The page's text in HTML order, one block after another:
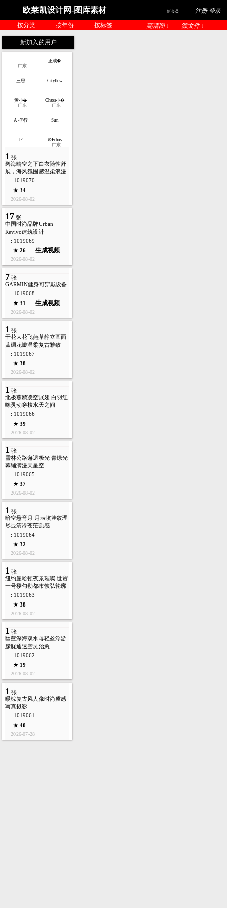
欧莱凯设计网-图库素材 新会员 注册 登录
按分类 按年份 按标签 高清图 ↓ 源文件 ↓
新加入的用户
广东
正晌�
三思 Cityflow
黄小�
广东
Chaos小�
广东
A~但行 Sun
JF
☮Echos
广东
1 张
碧海晴空之下白衣随性舒
展，海风氛围感温柔浪漫
: 1019070
★ 34
2026-08-02
17 张
中国时尚品牌Urban
Revivo建筑设计
: 1019069
★ 26
生成视频
2026-08-02
7 张
GARMIN健身可穿戴设备
: 1019068
★ 31
生成视频
2026-08-02
1 张
干花大花飞燕草静立画面
蓝调花瓣温柔复古雅致
: 1019067
★ 38
2026-08-02
1 张
北极燕鸥凌空展翅 白羽红
喙灵动穿梭水天之间
: 1019066
★ 39
2026-08-02
1 张
雪林公路邂逅极光 青绿光
幕铺满漫天星空
: 1019065
★ 37
2026-08-02
1 张
暗空悬弯月 月表坑洼纹理
尽显清冷苍茫质感
: 1019064
★ 32
2026-08-02
1 张
纽约曼哈顿夜景璀璨 世贸
一号楼勾勒都市恢弘轮廓
: 1019063
★ 38
2026-08-02
1 张
幽蓝深海双水母轻盈浮游
朦胧通透空灵治愈
: 1019062
★ 19
2026-08-02
1 张
暖棕复古风人像时尚质感
写真摄影
: 1019061
★ 40
2026-07-28